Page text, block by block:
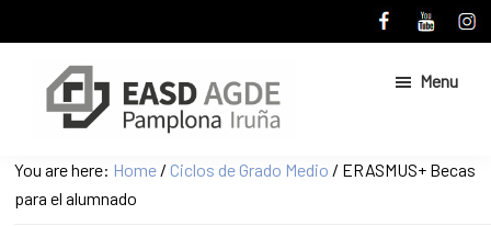
to
content
to
Escuela
de
Arte
Sitio
web
Menu
You are here: Home / Ciclos de Grado Medio / ERASMUS+ Becas
para el alumnado